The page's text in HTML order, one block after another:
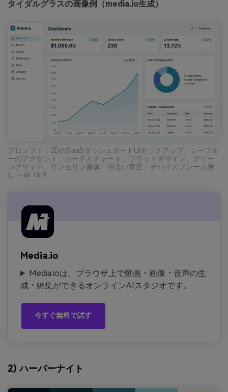
タイダルグラスの画像例（media.io生成）
プロンプト：2DのSaaSダッシュボードUIモックアップ、シーブル
ーのアクセント、カードとチャート、フラットデザイン、クリー
ングリッド、サンセリフ書体、明るい背景、デバイスフレーム無
し --ar 16:9
Media.io
Media.ioは、ブラウザ上で動画・画像・音声の生
成・編集ができるオンラインAIスタジオです。
今すぐ無料で試す
2) ハーバーナイト